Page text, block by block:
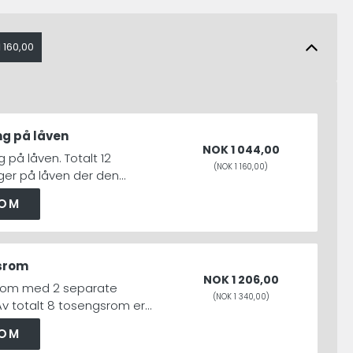
160,00
på låven
på låven. Totalt 12
på låven der den
kan skjermast
I rommet ved sidan
med bord og benker.
og moglegheit for
NOK 1 044,00
(NOK 1 160,00)
med 2 separate
totalt 8 tosengsrom er
eitt av romma er
gjennomgang til 2
NOK 1 206,00
(NOK 1 340,00)